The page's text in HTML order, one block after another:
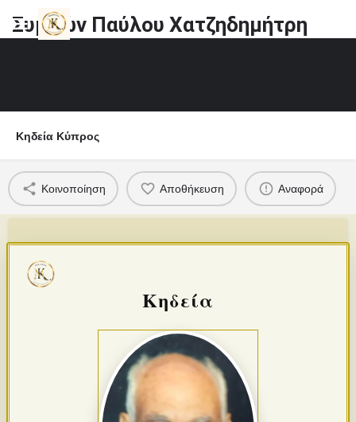
Συμεών Παύλου Χατζηδημήτρη
Κηδεία Κύπρος
Κοινοποίηση Αποθήκευση Αναφορά
Κηδεία